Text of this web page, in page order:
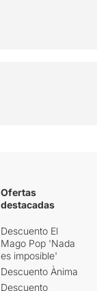
Ofertas
destacadas
Descuento El
Mago Pop 'Nada
es imposible'
Descuento Ànima
Descuento